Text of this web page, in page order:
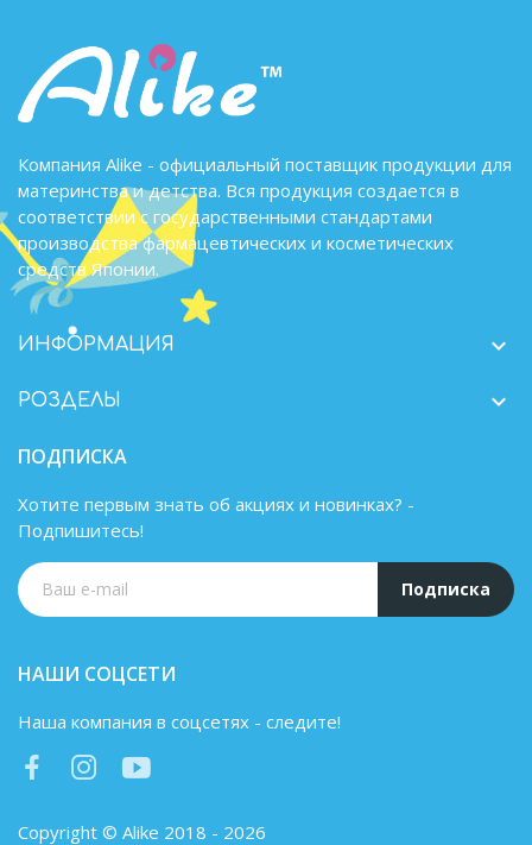
Компания Alike - официальный поставщик продукции для
материнства и детства. Вся продукция создается в
соответствии с государственными стандартами
производства фармацевтических и косметических
средств Японии.
ИНФОРМАЦИЯ 
РОЗДЕЛЫ 
ПОДПИСКА
Хотите первым знать об акциях и новинках? -
Подпишитесь!
Подписка
НАШИ СОЦСЕТИ
Наша компания в соцсетях - следите!
Copyright © Alike 2018 - 2026